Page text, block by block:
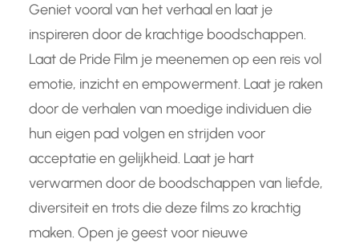
Geniet vooral van het verhaal en laat je
inspireren door de krachtige boodschappen.
Laat de Pride Film je meenemen op een reis vol
emotie, inzicht en empowerment. Laat je raken
door de verhalen van moedige individuen die
hun eigen pad volgen en strijden voor
acceptatie en gelijkheid. Laat je hart
verwarmen door de boodschappen van liefde,
diversiteit en trots die deze films zo krachtig
maken. Open je geest voor nieuwe